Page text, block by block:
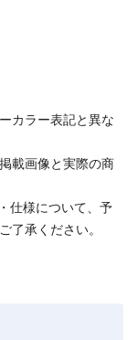
カラー表記と異な
載画像と実際の商
仕様について、予
了承ください。